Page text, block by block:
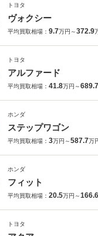
トヨタ
ヴォクシー
平均買取相場： 9.7万円～372.9
トヨタ
アルファード
平均買取相場： 41.8万円～689.7
ホンダ
ステップワゴン
平均買取相場： 3万円～587.7万
ホンダ
フィット
平均買取相場： 20.5万円～166.6
トヨタ